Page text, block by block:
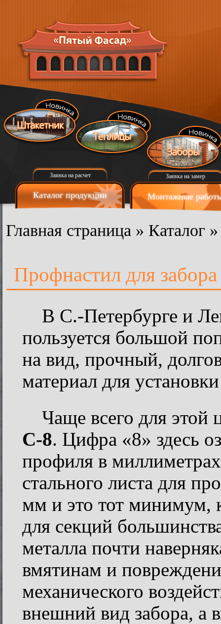
Заявка на расчет Заявка на замер
Каталог продукции Монтажные
Главная страница » Каталог
Профнастил для
В С.-Петербурге и
пользуется большой
на вид, прочный,
материал для
Чаще всего для этой
С-8. Цифра «8» здесь
профиля в
стального листа для
мм и это тот минимум,
для секций
металла почти
вмятинам и
механического
внешний вид забора, а